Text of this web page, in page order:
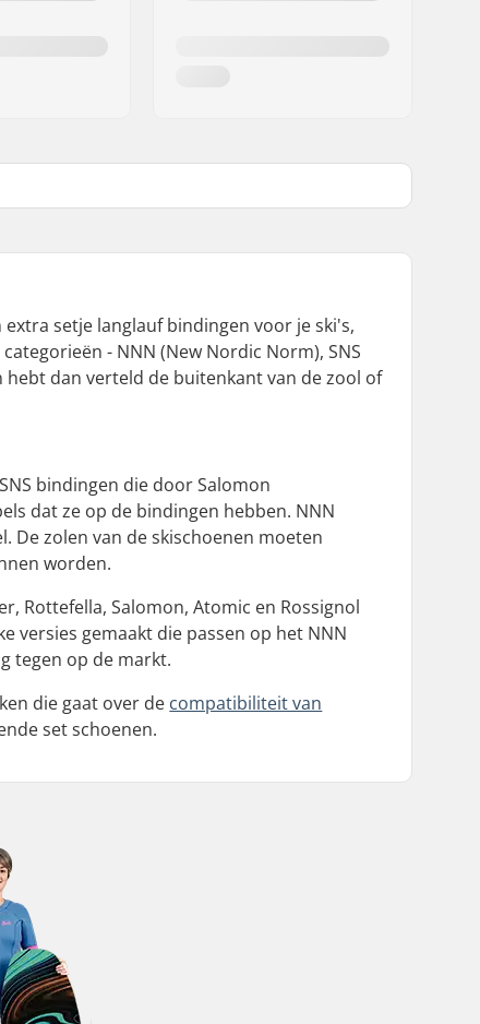
setje langlauf bindingen voor je ski's,
- NNN (New Nordic Norm), SNS
hebt dan verteld de buitenkant van de zool of
bindingen die door Salomon
dat ze op de bindingen hebben. NNN
De zolen van de skischoenen moeten
worden.
Rottefella, Salomon, Atomic en Rossignol
versies gemaakt die passen op het NNN
tegen op de markt.
die gaat over de compatibiliteit van
set schoenen.